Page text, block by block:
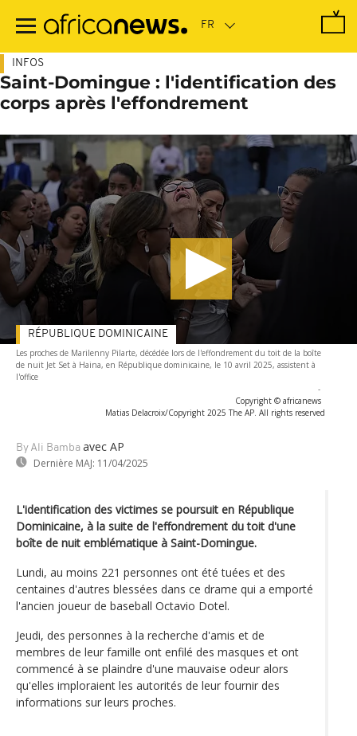
contenu
INFOS
Saint-Domingue : l'identification des
corps après l'effondrement
Les proches de Marilenny Pilarte, décédée lors de l'effondrement du toit de la boîte
de nuit Jet Set à Haina, en République dominicaine, le 10 avril 2025, assistent à
l'office
-
Copyright © africanews
Matias Delacroix/Copyright 2025 The AP. All rights reserved
By Ali Bamba avec AP
Dernière MAJ: 11/04/2025
RÉPUBLIQUE DOMINICAINE
L'identification des victimes se poursuit en République
Dominicaine, à la suite de l'effondrement du toit d'une
boîte de nuit emblématique à Saint-Domingue.
Lundi, au moins 221 personnes ont été tuées et des
centaines d'autres blessées dans ce drame qui a emporté
l'ancien joueur de baseball Octavio Dotel.
Jeudi, des personnes à la recherche d'amis et de
membres de leur famille ont enfilé des masques et ont
commencé à se plaindre d'une mauvaise odeur alors
qu'elles imploraient les autorités de leur fournir des
informations sur leurs proches.